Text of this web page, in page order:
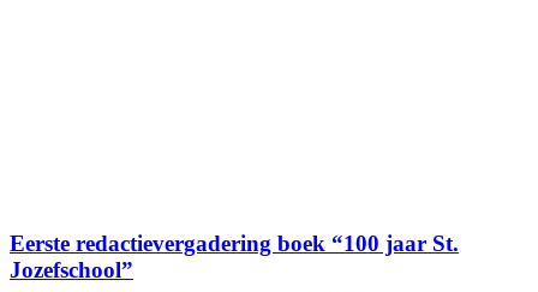
Eerste redactievergadering boek “100 jaar St.
Jozefschool”